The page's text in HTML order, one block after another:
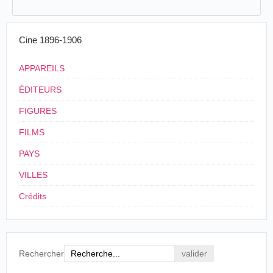
Cine 1896-1906
APPAREILS
ÉDITEURS
FIGURES
FILMS
PAYS
VILLES
Crédits
Rechercher